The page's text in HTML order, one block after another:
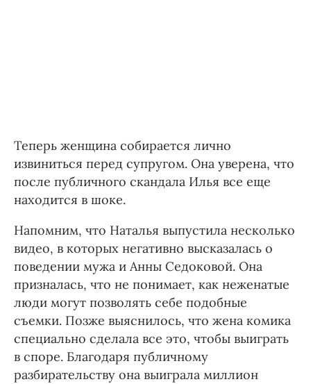
Теперь женщина собирается лично
извиниться перед супругом. Она уверена, что
после публичного скандала Илья все еще
находится в шоке.
Напомним, что Наталья выпустила несколько
видео, в которых негативно высказалась о
поведении мужа и Анны Седоковой. Она
призналась, что не понимает, как неженатые
люди могут позволять себе подобные
съемки. Позже выяснилось, что жена комика
специально сделала все это, чтобы выиграть
в споре. Благодаря публичному
разбирательству она выиграла миллион